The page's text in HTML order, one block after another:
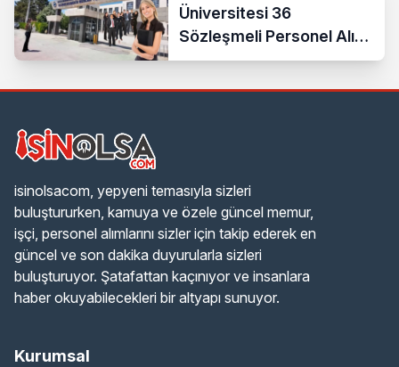
Üniversitesi 36
Sözleşmeli Personel Alımı
Yapacak
isinolsacom, yepyeni temasıyla sizleri
buluştururken, kamuya ve özele güncel memur,
işçi, personel alımlarını sizler için takip ederek en
güncel ve son dakika duyurularla sizleri
buluşturuyor. Şatafattan kaçınıyor ve insanlara
haber okuyabilecekleri bir altyapı sunuyor.
Kurumsal